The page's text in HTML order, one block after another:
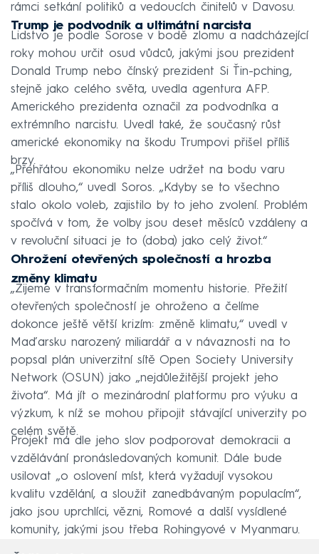
rámci setkání politiků a vedoucích činitelů v Davosu.
Trump je podvodník a ultimátní narcista
Lidstvo je podle Sorose v bodě zlomu a nadcházející
roky mohou určit osud vůdců, jakými jsou prezident
Donald Trump nebo čínský prezident Si Ťin-pching,
stejně jako celého světa, uvedla agentura AFP.
Amerického prezidenta označil za podvodníka a
extrémního narcistu. Uvedl také, že současný růst
americké ekonomiky na škodu Trumpovi přišel příliš
brzy.
„Přehřátou ekonomiku nelze udržet na bodu varu
příliš dlouho,“ uvedl Soros. „Kdyby se to všechno
stalo okolo voleb, zajistilo by to jeho zvolení. Problém
spočívá v tom, že volby jsou deset měsíců vzdáleny a
v revoluční situaci je to (doba) jako celý život.“
Ohrožení otevřených společností a hrozba
změny klimatu
„Žijeme v transformačním momentu historie. Přežití
otevřených společností je ohroženo a čelíme
dokonce ještě větší krizím: změně klimatu,“ uvedl v
Maďarsku narozený miliardář a v návaznosti na to
popsal plán univerzitní sítě Open Society University
Network (OSUN) jako „nejdůležitější projekt jeho
života“. Má jít o mezinárodní platformu pro výuku a
výzkum, k níž se mohou připojit stávající univerzity po
celém světě.
Projekt má dle jeho slov podporovat demokracii a
vzdělávání pronásledovaných komunit. Dále bude
usilovat „o oslovení míst, která vyžadují vysokou
kvalitu vzdělání, a sloužit zanedbávaným populacím“,
jako jsou uprchlíci, vězni, Romové a další vysídlené
komunity, jakými jsou třeba Rohingyové v Myanmaru.